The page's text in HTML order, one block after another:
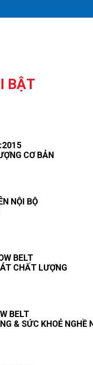
BẬT
CƠ BẢN
NỘI BỘ
BELT
CHẤT LƯỢNG
BELT
& SỨC KHOẺ NGHỀ